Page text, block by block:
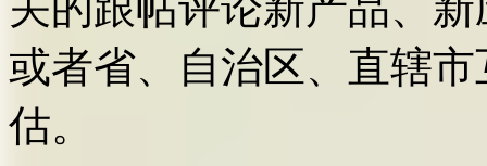
或者省、自治区、直辖
估。